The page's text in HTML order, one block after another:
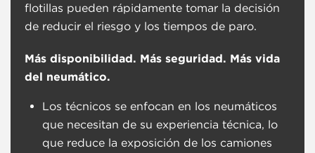
flotillas pueden rápidamente tomar la decisión
de reducir el riesgo y los tiempos de paro.
Más disponibilidad. Más seguridad. Más vida
del neumático.
Los técnicos se enfocan en los neumáticos
que necesitan de su experiencia técnica, lo
que reduce la exposición de los camiones